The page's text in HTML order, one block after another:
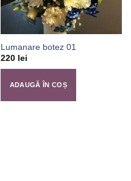
Lumanare botez 01
220 lei
ADAUGĂ ÎN COȘ